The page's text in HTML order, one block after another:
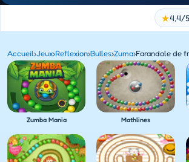
★4,4/5
Accueil›Jeux›Reflexion›Bulles›Zuma›Farandole de
Zumba Mania Mathlines